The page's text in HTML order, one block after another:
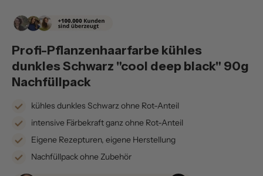
Profi-Pflanzenhaarfarbe kühles
dunkles Schwarz "cool deep black" 90g
Nachfüllpack
kühles dunkles Schwarz ohne Rot-Anteil
intensive Färbekraft ganz ohne Rot-Anteil
Eigene Rezepturen, eigene Herstellung
Nachfüllpack ohne Zubehör